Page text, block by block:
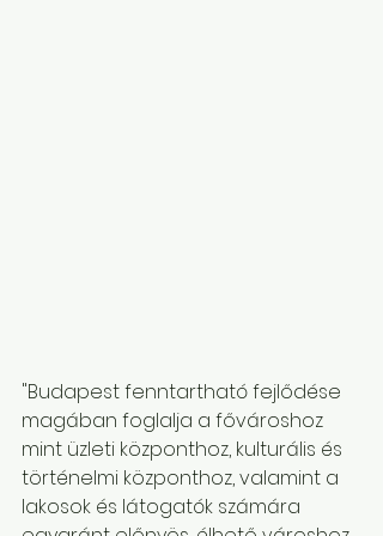
"Budapest fenntartható fejlődése
magában foglalja a fővároshoz
mint üzleti központhoz, kulturális és
történelmi központhoz, valamint a
lakosok és látogatók számára